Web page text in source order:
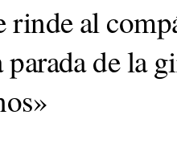
rinde al
de la